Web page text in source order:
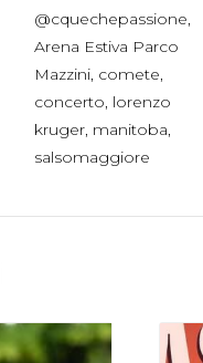
@cquechepassione
Arena Estiva Parco
Mazzini comete
concerto lorenzo
kruger manitoba
salsomaggiore